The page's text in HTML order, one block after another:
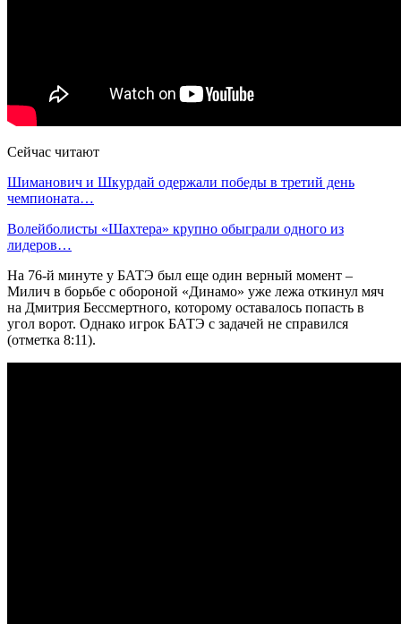
Сейчас читают
Шиманович и Шкурдай одержали победы в третий день
чемпионата…
Волейболисты «Шахтера» крупно обыграли одного из
лидеров…
На 76-й минуте у БАТЭ был еще один верный момент –
Милич в борьбе с обороной «Динамо» уже лежа откинул мяч
на Дмитрия Бессмертного, которому оставалось попасть в
угол ворот. Однако игрок БАТЭ с задачей не справился
(отметка 8:11).